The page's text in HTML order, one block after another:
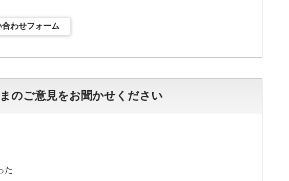
合わせフォーム
のご意見をお聞かせください
た